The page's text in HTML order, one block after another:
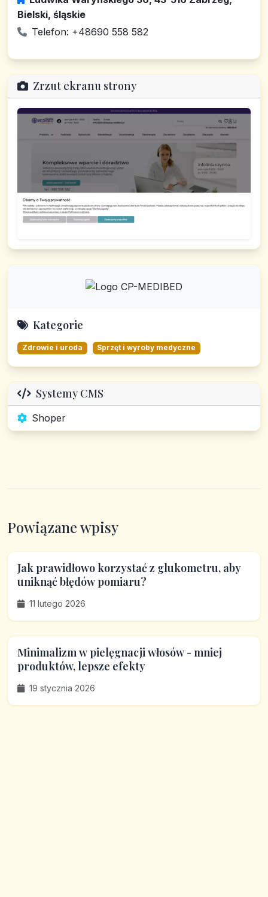
Bielski, śląskie
Telefon: +48690 558 582
Zrzut ekranu strony
Kategorie
Zdrowie i uroda Sprzęt i wyroby medyczne
Systemy CMS
Shoper
Powiązane wpisy
Jak prawidłowo korzystać z glukometru, aby
uniknąć błędów pomiaru?
11 lutego 2026
Minimalizm w pielęgnacji włosów - mniej
produktów, lepsze efekty
19 stycznia 2026